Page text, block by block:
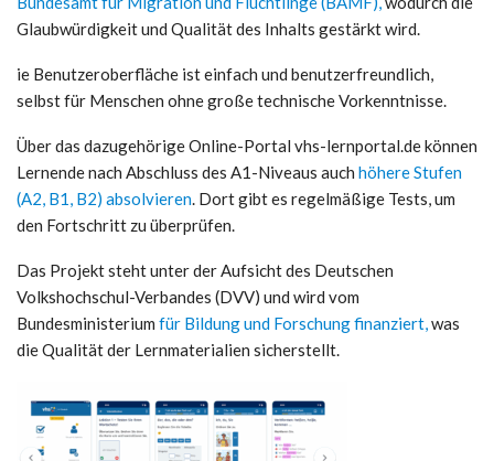
Glaubwürdigkeit und Qualität des Inhalts gestärkt wird.
ie Benutzeroberfläche ist einfach und benutzerfreundlich,
selbst für Menschen ohne große technische Vorkenntnisse.
Über das dazugehörige Online-Portal vhs-lernportal.de können
Lernende nach Abschluss des A1-Niveaus auch höhere Stufen
(A2, B1, B2) absolvieren. Dort gibt es regelmäßige Tests, um
den Fortschritt zu überprüfen.
Das Projekt steht unter der Aufsicht des Deutschen
Volkshochschul-Verbandes (DVV) und wird vom
Bundesministerium für Bildung und Forschung finanziert,was
die Qualität der Lernmaterialien sicherstellt.